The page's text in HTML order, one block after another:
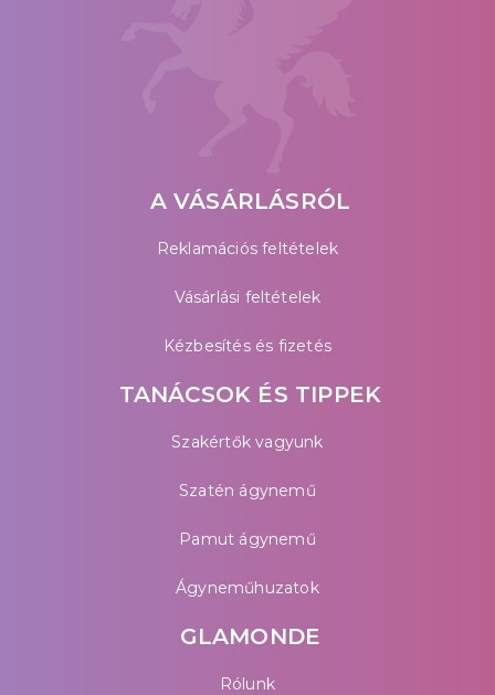
A VÁSÁRLÁSRÓL
Reklamációs feltételek
Vásárlási feltételek
Kézbesítés és fizetés
TANÁCSOK ÉS TIPPEK
Szakértők vagyunk
Szatén ágynemű
Pamut ágynemű
Ágyneműhuzatok
GLAMONDE
Rólunk